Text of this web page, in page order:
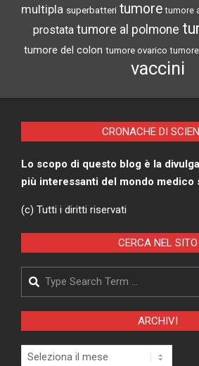
multipla superbatteri tumore tumore
prostata tumore al polmone
tumore del colon tumore ovarico
vaccini
CRONACHE DI
Lo scopo di questo blog è la
più interessanti del mondo medico
(c) Tutti i diritti riservati
CERCA NEL SITO
Search
ARCHIVI
Archivi